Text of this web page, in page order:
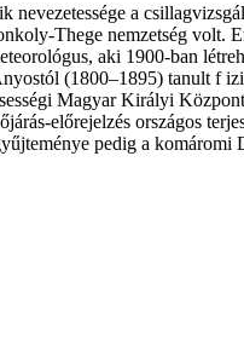
a
Thege nemzetség volt.
aki 1900-ban
(1800–1895) tanult f
Magyar Királyi
előrejelzés országos
pedig a